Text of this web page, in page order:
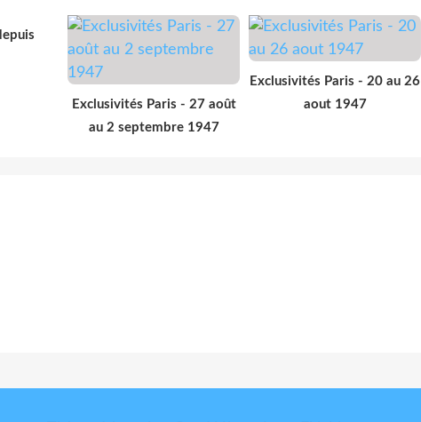
Exclusivités Paris - 27 août
au 2 septembre 1947
Exclusivités Paris - 20 au 26
aout 1947